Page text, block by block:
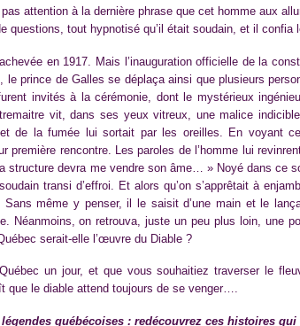
attention à la dernière phrase que cet homme aux
questions, tout hypnotisé qu’il était soudain, et il confia
en 1917. Mais l’inauguration officielle de la
le prince de Galles se déplaça ainsi que plusieurs
invités à la cérémonie, dont le mystérieux
vit, dans ses yeux vitreux, une malice
de la fumée lui sortait par les oreilles. En voyant
première rencontre. Les paroles de l’homme lui
structure devra me vendre son âme… » Noyé dans ce
transi d’effroi. Et alors qu’on s’apprêtait à
Sans même y penser, il le saisit d’une main et le
Néanmoins, on retrouva, juste un peu plus loin, une
serait-elle l’œuvre du Diable ?
un jour, et que vous souhaitiez traverser le
que le diable attend toujours de se venger….
québécoises : redécouvrez ces histoires